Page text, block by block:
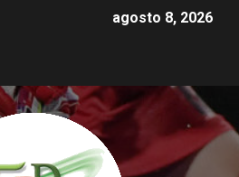
agosto 8, 2026